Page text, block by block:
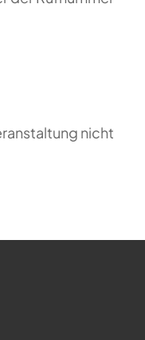
nicht